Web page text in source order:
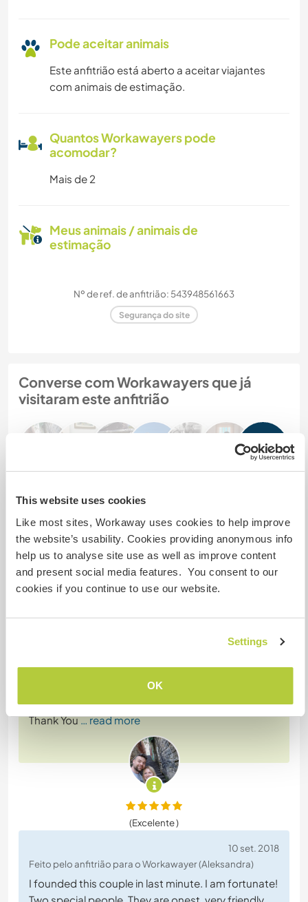
This website uses cookies
Like most sites, Workaway uses cookies to help improve
the website’s usability. Cookies providing anonymous info
help us to analyse site use as well as improve content
and present social media features. You consent to our
cookies if you continue to use our website.
Settings
OK
Pode aceitar animais
Este anfitrião está aberto a aceitar viajantes
com animais de estimação.
Quantos Workawayers pode
acomodar?
Mais de 2
Meus animais / animais de
estimação
Nº de ref. de anfitrião: 543948561663
Segurança do site
Converse com Workawayers que já
visitaram este anfitrião
+7
12 dez. 2018
Deixado pelo Workawayer (Aleksandra) para o anfitrião
It was The Best Time of our trip across the Europe.
help us, support and teach us about Italy, culture,
work and life;) Because of Her we could feel as a
We would like to back as soon as possible. Grazie
Best regards for Boggi:)
Thank You… read more
(Excelente )
10 set. 2018
Feito pelo anfitrião para o Workawayer (Aleksandra)
I founded this couple in last minute. I am fortunate!